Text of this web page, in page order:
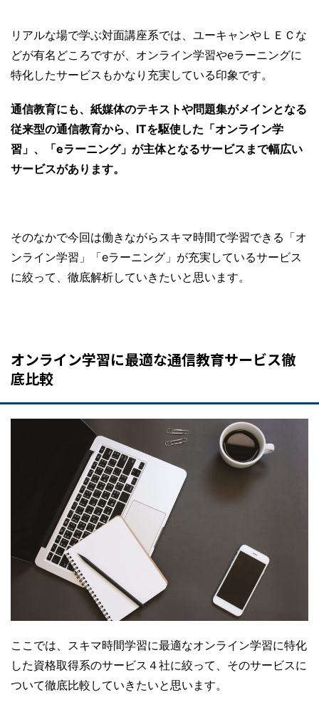
リアルな場で学ぶ対面講座系では、ユーキャンやＬＥＣな
どが有名どころですが、オンライン学習やeラーニングに
特化したサービスもかなり充実している印象です。
通信教育にも、紙媒体のテキストや問題集がメインとなる
従来型の通信教育から、ITを駆使した「オンライン学
習」、「eラーニング」が主体となるサービスまで幅広い
サービスがあります。
そのなかで今回は働きながらスキマ時間で学習できる「オ
ンライン学習」「eラーニング」が充実しているサービス
に絞って、徹底解析していきたいと思います。
オンライン学習に最適な通信教育サービス徹
底比較
ここでは、スキマ時間学習に最適なオンライン学習に特化
した資格取得系のサービス４社に絞って、そのサービスに
ついて徹底比較していきたいと思います。